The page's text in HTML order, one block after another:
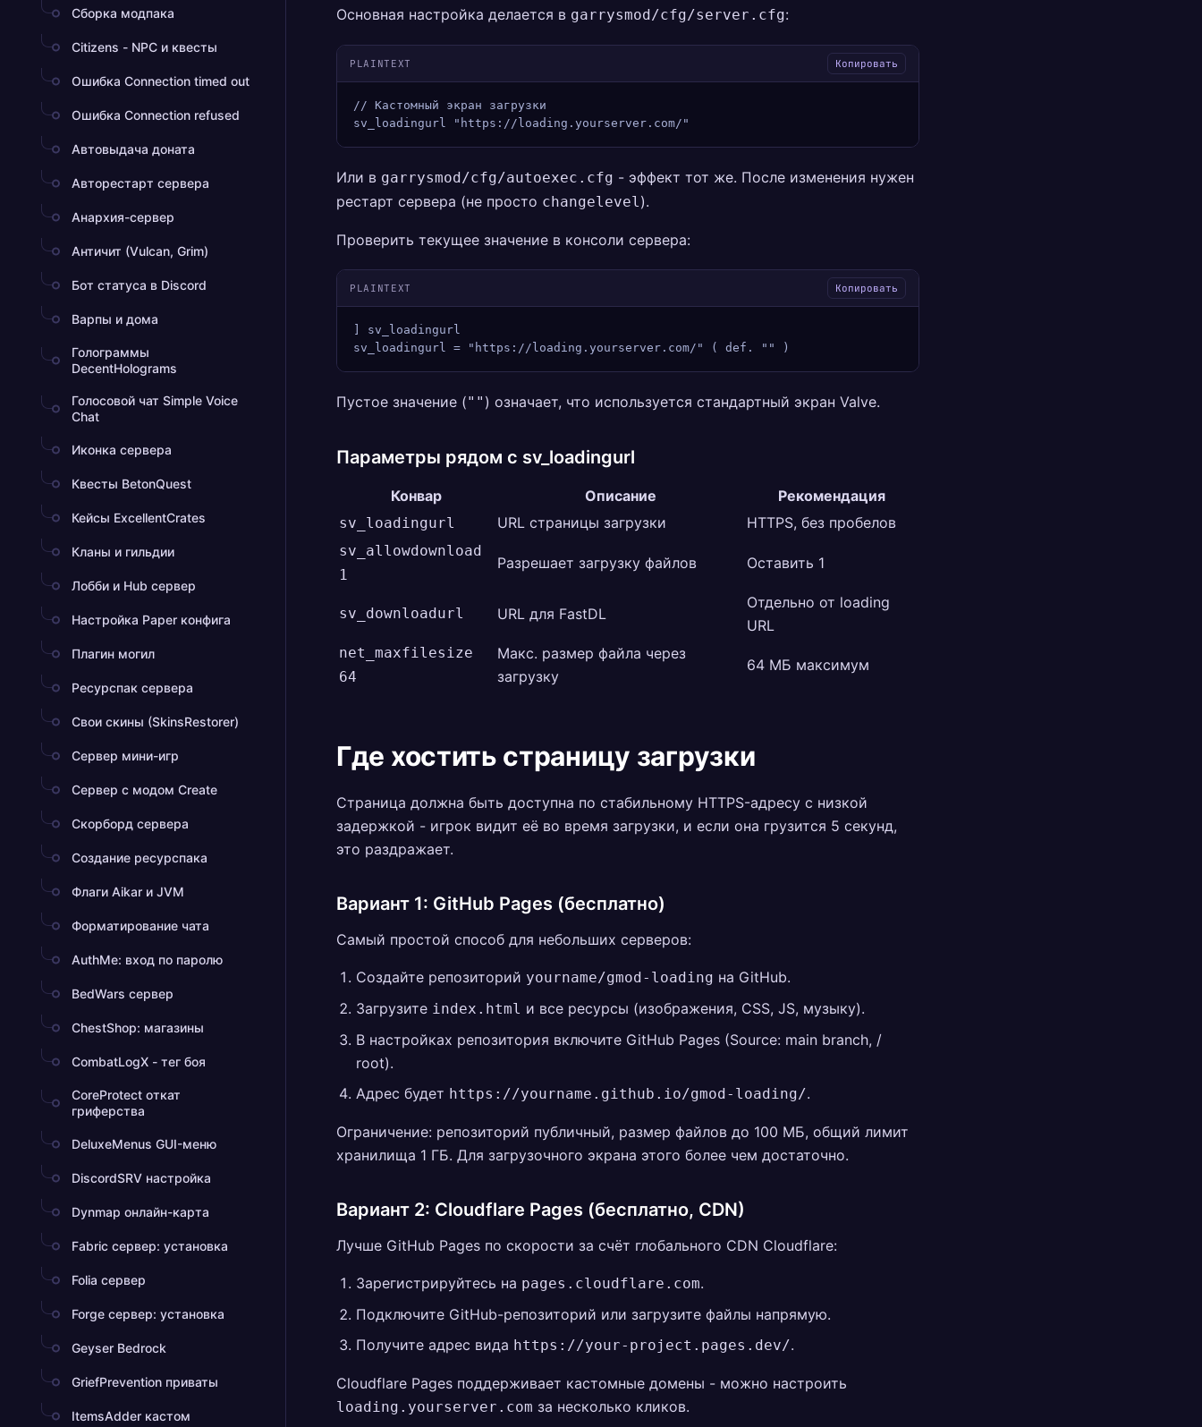
Сборка модпака
Citizens - NPC и квесты
Ошибка Connection timed out
Ошибка Connection refused
Автовыдача доната
Авторестарт сервера
Анархия-сервер
Античит (Vulcan, Grim)
Бот статуса в Discord
Варпы и дома
Голограммы
DecentHolograms
Голосовой чат Simple Voice
Chat
Иконка сервера
Квесты BetonQuest
Кейсы ExcellentCrates
Кланы и гильдии
Лобби и Hub сервер
Настройка Paper конфига
Плагин могил
Ресурспак сервера
Свои скины (SkinsRestorer)
Сервер мини-игр
Сервер с модом Create
Скорборд сервера
Создание ресурспака
Флаги Aikar и JVM
Форматирование чата
AuthMe: вход по паролю
BedWars сервер
ChestShop: магазины
CombatLogX - тег боя
CoreProtect откат
гриферства
DeluxeMenus GUI-меню
DiscordSRV настройка
Dynmap онлайн-карта
Fabric сервер: установка
Folia сервер
Forge сервер: установка
Geyser Bedrock
GriefPrevention приваты
ItemsAdder кастом
Основная настройка делается в garrysmod/cfg/server.cfg:
PLAINTEXT Копировать
// Кастомный экран загрузки
sv_loadingurl "https://loading.yourserver.com/"
Или в garrysmod/cfg/autoexec.cfg - эффект тот же. После изменения нужен
рестарт сервера (не просто changelevel).
Проверить текущее значение в консоли сервера:
PLAINTEXT Копировать
] sv_loadingurl
sv_loadingurl = "https://loading.yourserver.com/" ( def. "" )
Пустое значение ("" ) означает, что используется стандартный экран Valve.
Параметры рядом с sv_loadingurl
Конвар Описание Рекомендация
sv_loadingurl URL страницы загрузки HTTPS, без пробелов
sv_allowdownload
1
Разрешает загрузку файлов Оставить 1
sv_downloadurl URL для FastDL
Отдельно от loading
URL
net_maxfilesize
64
Макс. размер файла через
загрузку
64 МБ максимум
Где хостить страницу загрузки
Страница должна быть доступна по стабильному HTTPS-адресу с низкой
задержкой - игрок видит её во время загрузки, и если она грузится 5 секунд,
это раздражает.
Вариант 1: GitHub Pages (бесплатно)
Самый простой способ для небольших серверов:
Создайте репозиторий yourname/gmod-loading на GitHub.
Загрузите index.html и все ресурсы (изображения, CSS, JS, музыку).
В настройках репозитория включите GitHub Pages (Source: main branch, /
root).
Адрес будет https://yourname.github.io/gmod-loading/.
Ограничение: репозиторий публичный, размер файлов до 100 МБ, общий лимит
хранилища 1 ГБ. Для загрузочного экрана этого более чем достаточно.
Вариант 2: Cloudflare Pages (бесплатно, CDN)
Лучше GitHub Pages по скорости за счёт глобального CDN Cloudflare:
Зарегистрируйтесь на pages.cloudflare.com.
Подключите GitHub-репозиторий или загрузите файлы напрямую.
Получите адрес вида https://your-project.pages.dev/.
Cloudflare Pages поддерживает кастомные домены - можно настроить
loading.yourserver.com за несколько кликов.